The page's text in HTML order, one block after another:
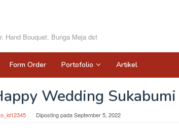
Hand Bouquet. Bunga Meja dst
Form Order Portofolio Artikel
Wedding
Diposting padaSeptember 5, 2022